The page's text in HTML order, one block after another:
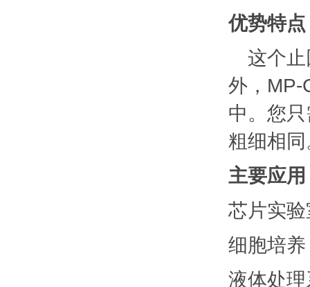
优势特点
这个
外，MP-
中。您
粗细相同
主要应用
芯片实验
细胞培养
液体处